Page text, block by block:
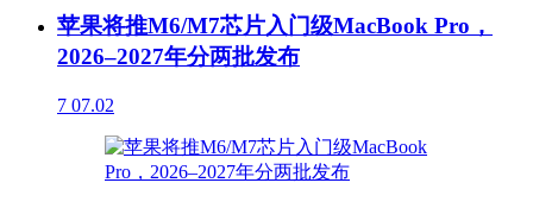
苹果将推M6/M7芯片入门级MacBook Pro，
2026–2027年分两批发布
7 07.02